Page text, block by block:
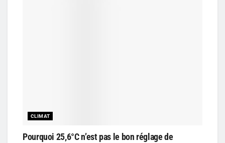
CLIMAT
Pourquoi 25,6°C n’est pas le bon réglage de